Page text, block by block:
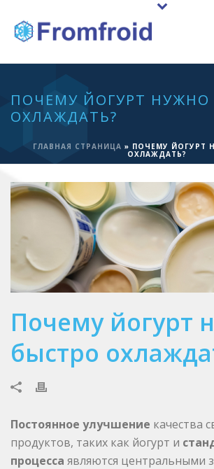
ПОЧЕМУ ЙОГУРТ НУЖНО
ОХЛАЖДАТЬ?
ГЛАВНАЯ СТРАНИЦА » ПОЧЕМУ ЙОГУРТ
ОХЛАЖДАТЬ?
Почему йогурт
быстро
Постоянное улучшение качества
продуктов, таких как йогурт и
процесса являются центральными